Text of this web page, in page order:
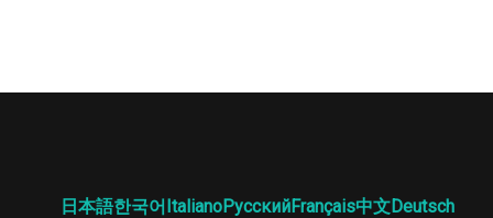
Deutsch
中文
Français
Русский
Italiano
한국어
日本語